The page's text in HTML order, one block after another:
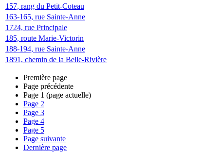
157, rang du Petit-Coteau
163-165, rue Sainte-Anne
1724, rue Principale
185, route Marie-Victorin
188-194, rue Sainte-Anne
1891, chemin de la Belle-Rivière
Première page
Page précédente
Page 1 (page actuelle)
Page 2
Page 3
Page 4
Page 5
Page suivante
Dernière page